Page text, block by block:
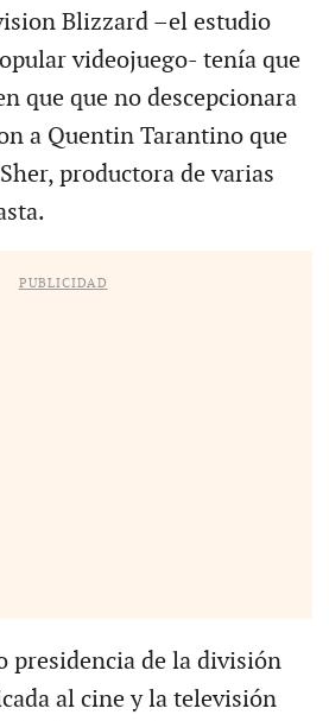
Blizzard –el estudio
videojuego- tenía que
que que no descepcionara
a Quentin Tarantino que
productora de varias
PUBLICIDAD
presidencia de la división
al cine y la televisión